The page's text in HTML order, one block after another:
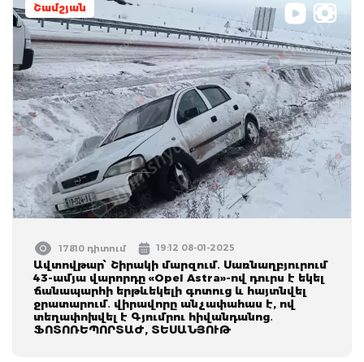
Շամշյան
17810 դիտում 19:12 08-01-2025
Ավտովթար՝ Շիրակի մարզում․ Սառնաղբյուրում
43-ամյա վարորդը «Opel Astra»-ով դուրս է եկել
ճանապարհի երթևեկելի գոտուց և հայտնվել
ջրատարում․ վիրավորը անչափահաս է, ով
տեղափոխվել է Գյումրու հիվանդանոց․
ՖՈՏՈՌԵՊՈՐՏԱԺ, ՏԵՍԱՆՅՈՒԹ